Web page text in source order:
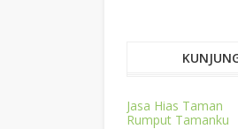
Jasa Hias Taman
Rumput Tamanku